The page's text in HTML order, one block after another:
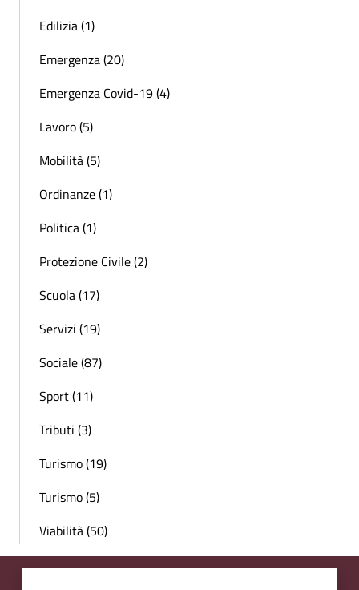
Edilizia (1)
Emergenza (20)
Emergenza Covid-19 (4)
Lavoro (5)
Mobilità (5)
Ordinanze (1)
Politica (1)
Protezione Civile (2)
Scuola (17)
Servizi (19)
Sociale (87)
Sport (11)
Tributi (3)
Turismo (19)
Turismo (5)
Viabilità (50)